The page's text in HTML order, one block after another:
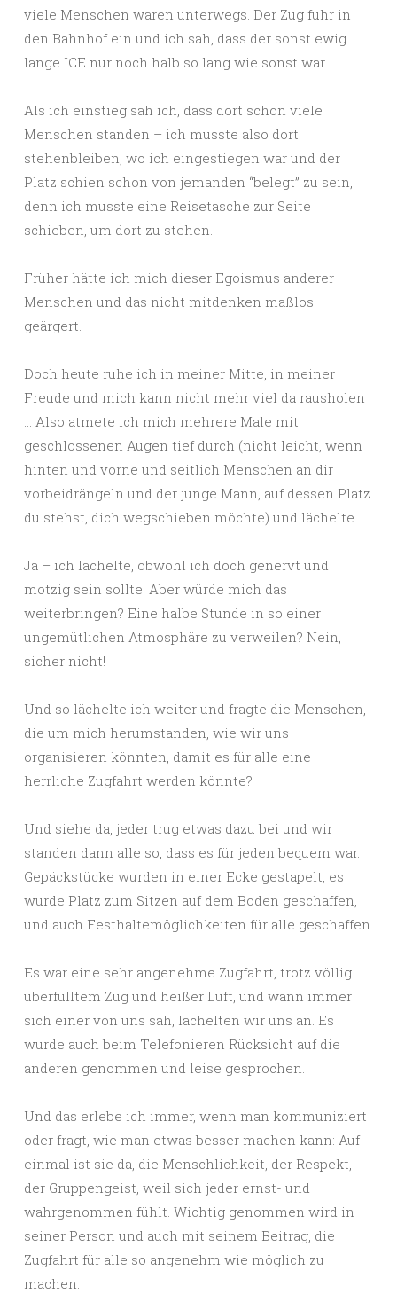
viele Menschen waren unterwegs. Der Zug fuhr in
den Bahnhof ein und ich sah, dass der sonst ewig
lange ICE nur noch halb so lang wie sonst war.
Als ich einstieg sah ich, dass dort schon viele
Menschen standen – ich musste also dort
stehenbleiben, wo ich eingestiegen war und der
Platz schien schon von jemanden “belegt” zu sein,
denn ich musste eine Reisetasche zur Seite
schieben, um dort zu stehen.
Früher hätte ich mich dieser Egoismus anderer
Menschen und das nicht mitdenken maßlos
geärgert.
Doch heute ruhe ich in meiner Mitte, in meiner
Freude und mich kann nicht mehr viel da rausholen
… Also atmete ich mich mehrere Male mit
geschlossenen Augen tief durch (nicht leicht, wenn
hinten und vorne und seitlich Menschen an dir
vorbeidrängeln und der junge Mann, auf dessen Platz
du stehst, dich wegschieben möchte) und lächelte.
Ja – ich lächelte, obwohl ich doch genervt und
motzig sein sollte. Aber würde mich das
weiterbringen? Eine halbe Stunde in so einer
ungemütlichen Atmosphäre zu verweilen? Nein,
sicher nicht!
Und so lächelte ich weiter und fragte die Menschen,
die um mich herumstanden, wie wir uns
organisieren könnten, damit es für alle eine
herrliche Zugfahrt werden könnte?
Und siehe da, jeder trug etwas dazu bei und wir
standen dann alle so, dass es für jeden bequem war.
Gepäckstücke wurden in einer Ecke gestapelt, es
wurde Platz zum Sitzen auf dem Boden geschaffen,
und auch Festhaltemöglichkeiten für alle geschaffen.
Es war eine sehr angenehme Zugfahrt, trotz völlig
überfülltem Zug und heißer Luft, und wann immer
sich einer von uns sah, lächelten wir uns an. Es
wurde auch beim Telefonieren Rücksicht auf die
anderen genommen und leise gesprochen.
Und das erlebe ich immer, wenn man kommuniziert
oder fragt, wie man etwas besser machen kann: Auf
einmal ist sie da, die Menschlichkeit, der Respekt,
der Gruppengeist, weil sich jeder ernst- und
wahrgenommen fühlt. Wichtig genommen wird in
seiner Person und auch mit seinem Beitrag, die
Zugfahrt für alle so angenehm wie möglich zu
machen.